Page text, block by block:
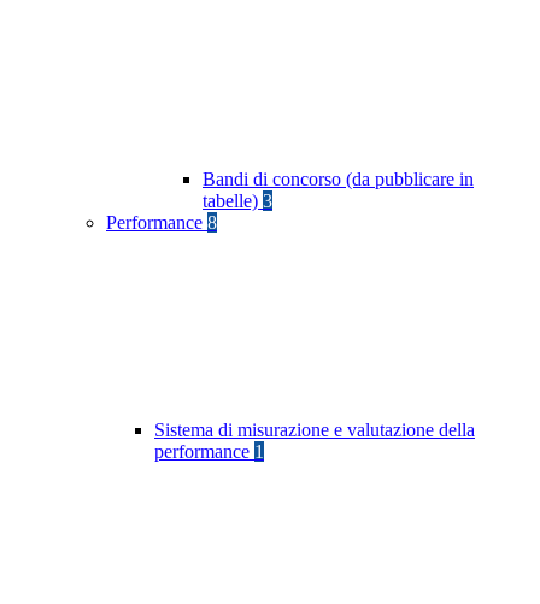
Bandi di concorso (da pubblicare in
tabelle) 3
Performance 8
Sistema di misurazione e valutazione della
performance 1